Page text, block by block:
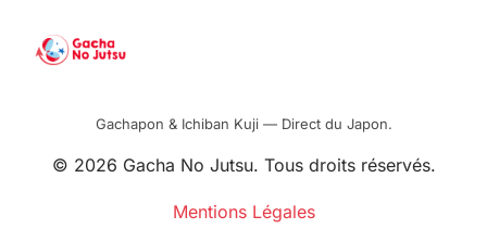
Gachapon & Ichiban Kuji — Direct du Japon.
© 2026 Gacha No Jutsu. Tous droits réservés.
Mentions Légales